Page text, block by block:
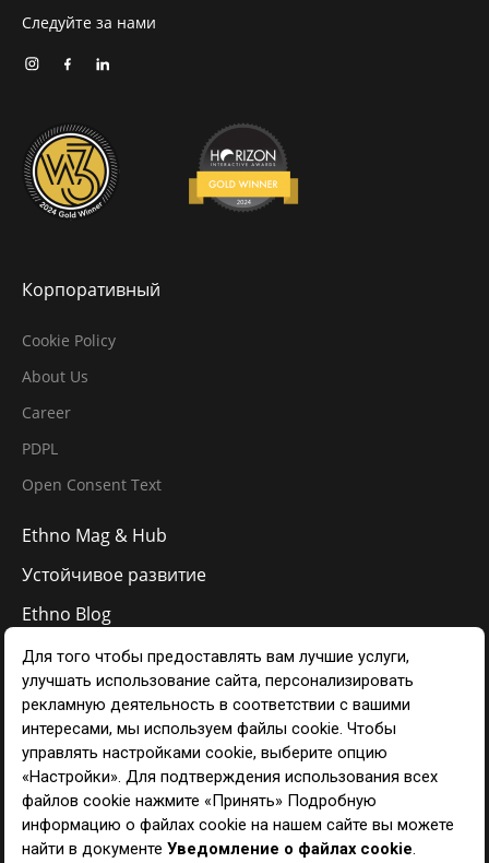
Следуйте за нами
Корпоративный
Cookie Policy
About Us
Career
PDPL
Open Consent Text
Ethno Mag & Hub
Устойчивое развитие
Ethno Blog
Галерея
Связаться с
RU
Управление предпочтениями в отношении файлов cookie
Ethno Hotels © 2024